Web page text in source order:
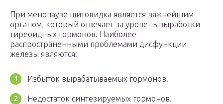
При менопаузе щитовидка является важнейшим
органом, который отвечает за уровень выработки
тиреоидных гормонов. Наиболее
распространенными проблемами дисфункции
железы являются:
Избыток вырабатываемых гормонов.
Недостаток синтезируемых гормонов.